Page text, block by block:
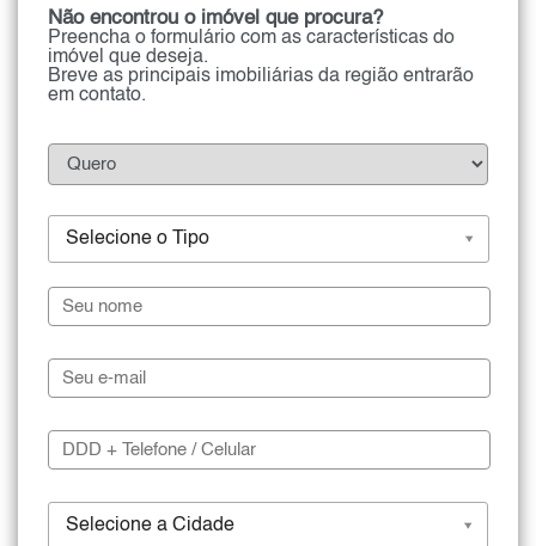
Não encontrou o imóvel que procura?
Preencha o formulário com as características do
imóvel que deseja.
Breve as principais imobiliárias da região entrarão
em contato.
Selecione o Tipo
Selecione a Cidade